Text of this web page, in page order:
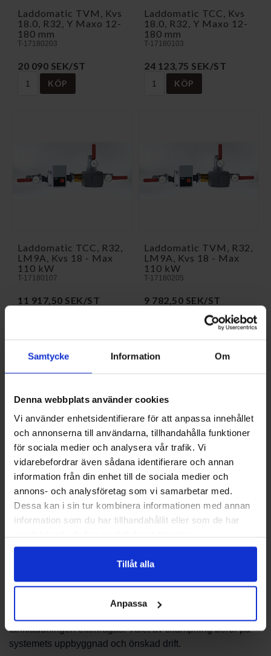
Samtycke Information Om
Denna webbplats använder cookies
Vi använder enhetsidentifierare för att anpassa innehållet
och annonserna till användarna, tillhandahålla funktioner
för sociala medier och analysera vår trafik. Vi
vidarebefordrar även sådana identifierare och annan
information från din enhet till de sociala medier och
annons- och analysföretag som vi samarbetar med.
Dessa kan i sin tur kombinera informationen med annan
information som du har tillhandahållit eller som de har
Tillåt alla
Anpassa
Laddomatic TVM, Kvs
18.0, R32, Y Maxo 12-
180 mm
T-17180203
20 090 SEK/ST
KÖP
Laddomatic TCC, Kvs
18.0, R32, Y Maxo 12-
180 mm
T-17180103
24 123,75 SEK/ST
KÖP
Laddomatic TCC, R32,
LM9A, Kvs 18 - Max
110 kW
T-17180107
11 917,50 SEK/ST
Laddomatic TVM, R32,
LM9A, Kvs 18 - Max
110 kW
T-17180205
9 782,50 SEK/ST
Vad är Laddomatic?
värmereglering som hanterar laddning av ackumulatortank.
Produkterna i denna grupp är avsedda att styra flödet vid
inladdning så att tankens lagerbildning och
värmefördelning kan ske på ett kontrollerat sätt.
Beskrivningen här är övergripande och avsedd att ge en
uppfattning om när man vanligtvis överväger denna typ av
lösning.
Användningsområden
ackumulatortank där man vill minimera omrörning och
uppnå jämnare temperaturzoner i tanken. Lösningen kan
vara aktuell vid nya installationer eller vid uppgraderingar
tankladdningen efterfrågas. Valet av tillämpning beror på
systemets uppbyggnad och önskad drift.